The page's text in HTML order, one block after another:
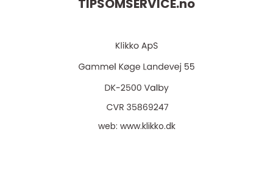
TIPSOMSERVICE.no
web: www.klikko.dk